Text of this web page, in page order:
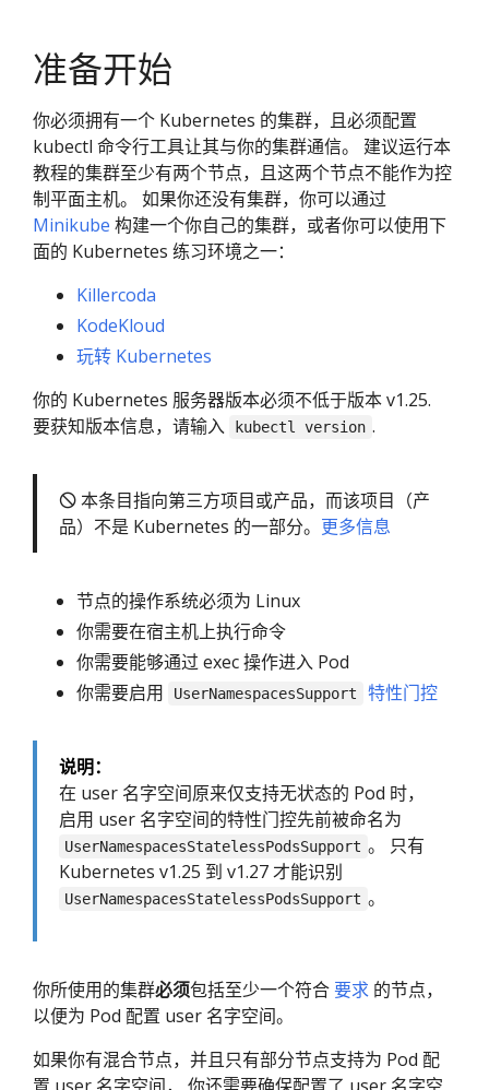
准备开始
你必须拥有一个 Kubernetes 的集群，且必须配置
kubectl 命令行工具让其与你的集群通信。 建议运行本
教程的集群至少有两个节点，且这两个节点不能作为控
制平面主机。 如果你还没有集群，你可以通过
Minikube 构建一个你自己的集群，或者你可以使用下
面的 Kubernetes 练习环境之一：
Killercoda
KodeKloud
玩转 Kubernetes
你的 Kubernetes 服务器版本必须不低于版本 v1.25.
要获知版本信息，请输入
kubectl version .
🛇 本条目指向第三方项目或产品，而该项目（产
品）不是 Kubernetes 的一部分。 更多信息
节点的操作系统必须为 Linux
你需要在宿主机上执行命令
你需要能够通过 exec 操作进入 Pod
你需要启用
UserNamespacesSupport 特性门控
说明：
在 user 名字空间原来仅支持无状态的 Pod 时，
启用 user 名字空间的特性门控先前被命名为
UserNamespacesStatelessPodsSupport 。 只有
Kubernetes v1.25 到 v1.27 才能识别
UserNamespacesStatelessPodsSupport 。
你所使用的集群必须包括至少一个符合要求 的节点，
以便为 Pod 配置 user 名字空间。
如果你有混合节点，并且只有部分节点支持为 Pod 配